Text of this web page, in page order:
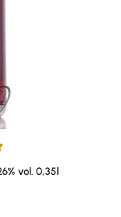
von 5 Sternen
vol. 0,35l